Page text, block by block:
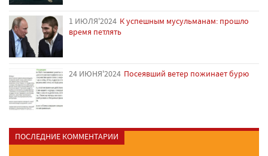
1 ИЮЛЯ'2024 К успешным мусульманам: прошло
время петлять
24 ИЮНЯ'2024 Посеявший ветер пожинает бурю
ПОСЛЕДНИЕ КОММЕНТАРИИ